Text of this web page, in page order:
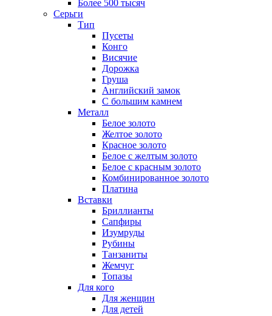
Более 500 тысяч
Серьги
Тип
Пусеты
Конго
Висячие
Дорожка
Груша
Английский замок
С большим камнем
Металл
Белое золото
Желтое золото
Красное золото
Белое с желтым золото
Белое с красным золото
Комбинированное золото
Платина
Вставки
Бриллианты
Сапфиры
Изумруды
Рубины
Танзаниты
Жемчуг
Топазы
Для кого
Для женщин
Для детей